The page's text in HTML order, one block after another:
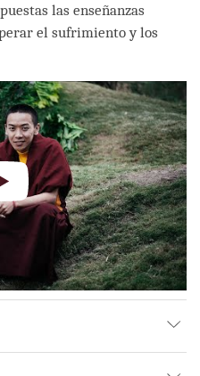
las enseñanzas
el sufrimiento y los